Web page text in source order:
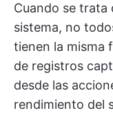
Cuando se trata
sistema, no
tienen la misma
de registros
desde las
rendimiento del